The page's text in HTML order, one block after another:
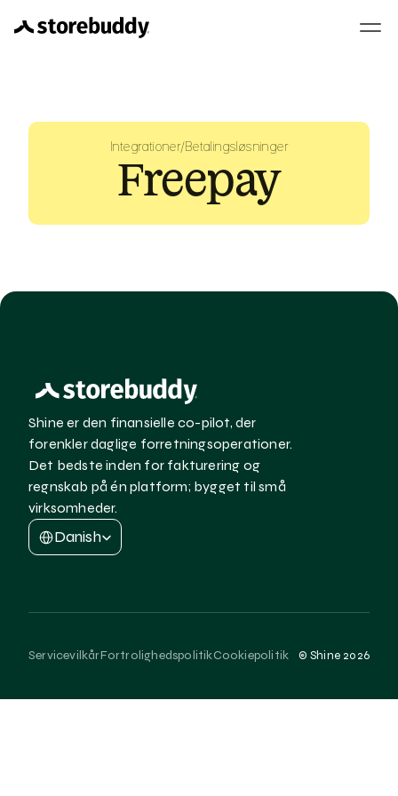
Integrationer/Betalingsløsninger
Freepay
Shine er den finansielle co-pilot, der
forenkler daglige forretningsoperationer.
Det bedste inden for fakturering og
regnskab på én platform; bygget til små
virksomheder.
Select Language
Danish
ServicevilkårFortrolighedspolitikCookiepolitik © Shine 2026